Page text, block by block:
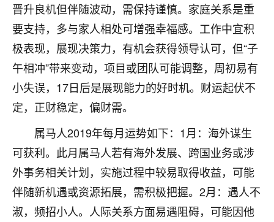
晋升良机但伴随波动，需保持谨慎。家庭关系是重
要支持，多与家人相处可增强幸福感。工作中宜积
极表现，展现决策力，有机会获得领导认可，但“子
午相冲”带来变动，项目或团队可能调整，周初易有
小失误，17日后是展现能力的好时机。财运起伏不
定，正财稳定，偏财需。
属马人2019年每月运势如下：1月：海外谋生
可获利。此月属马人若有海外发展、跨国业务或涉
外事务相关计划，实施过程中较易取得收益，可能
伴随新机遇或资源拓展，需积极把握。2月：遇人不
淑，频招小人。人际关系方面易遇阻碍，可能因他
金白水清
我也想找老师看看，有没有人给个联系方式的啊？
鹿森：慧来老师微信：gjsy0624
1天前 来自江西 12
我也想要，我也想要！
2天前 来自山西 15
Jessica李
老师做不做超度法事？我想给我奶奶做超度，她今年
刚去世了。